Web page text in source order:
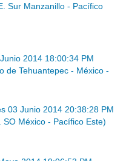
Sur Manzanillo - Pacífico
2014 18:00:34 PM
de Tehuantepec - México -
03 Junio 2014 20:38:28 PM
SO México - Pacífico Este)